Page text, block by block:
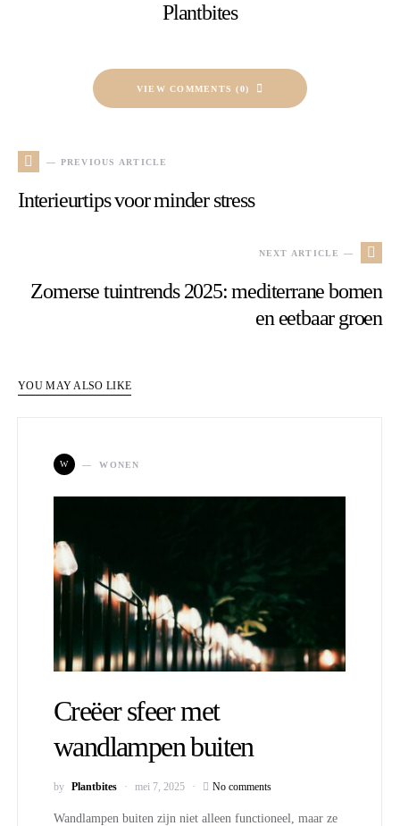
Plantbites
VIEW COMMENTS (0)
— PREVIOUS ARTICLE
Interieurtips voor minder stress
NEXT ARTICLE —
Zomerse tuintrends 2025: mediterrane bomen
en eetbaar groen
YOU MAY ALSO LIKE
W WONEN
Creëer sfeer met
wandlampen buiten
by Plantbites mei 7, 2025 No comments
Wandlampen buiten zijn niet alleen functioneel, maar ze